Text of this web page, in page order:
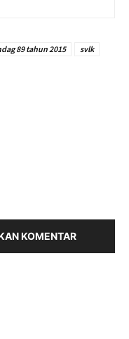
89 tahun 2015 svlk
KOMENTAR